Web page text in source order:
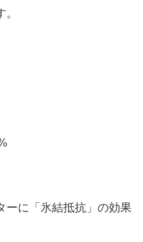
ーに「氷結抵抗」の効果